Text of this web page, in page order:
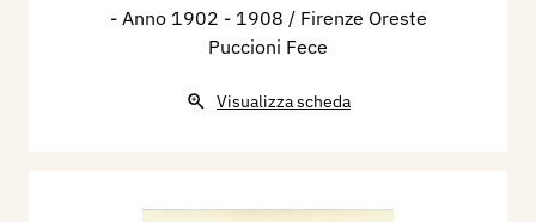
- Anno 1902 - 1908 / Firenze Oreste
Puccioni Fece
Visualizza scheda